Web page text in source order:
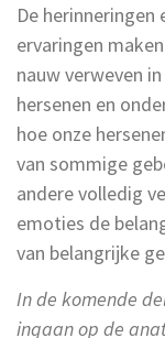
De herinneringen
ervaringen
nauw verweven
hersenen en
hoe onze
van sommige
andere volledig
emoties de
van belangrijke
In de komende
ingaan op de